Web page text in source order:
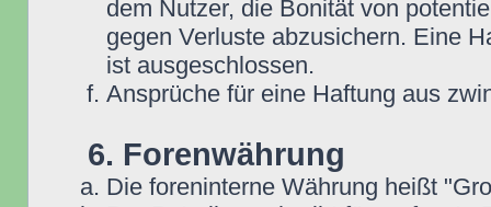
dem Nutzer, die Bonität von
gegen Verluste abzusichern. Eine
ist ausgeschlossen.
Ansprüche für eine Haftung aus
6. Forenwährung
Die foreninterne Währung heißt